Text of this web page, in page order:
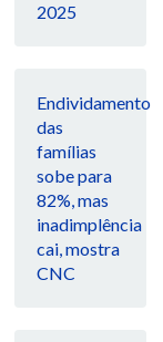
2025
Endividamento
das
famílias
sobe para
82%, mas
inadimplência
cai, mostra
CNC